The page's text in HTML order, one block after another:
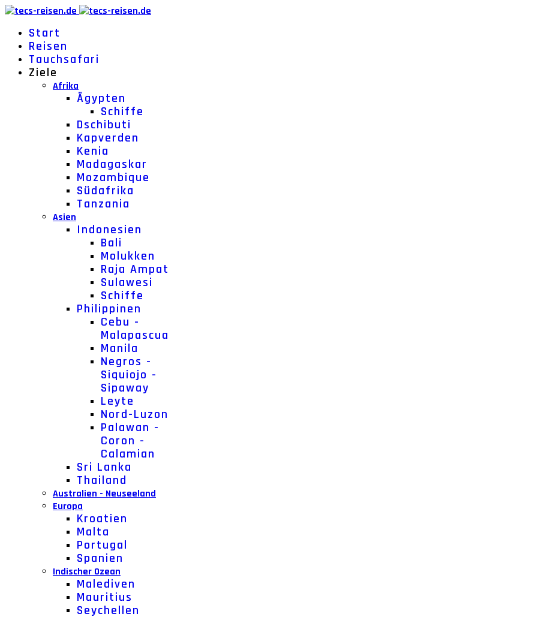
Start
Reisen
Tauchsafari
Ziele
Afrika
Ägypten
Schiffe
Dschibuti
Kapverden
Kenia
Madagaskar
Mozambique
Südafrika
Tanzania
Asien
Indonesien
Bali
Molukken
Raja Ampat
Sulawesi
Schiffe
Philippinen
Cebu -
Malapascua
Manila
Negros -
Siquiojo -
Sipaway
Leyte
Nord-Luzon
Palawan -
Coron -
Calamian
Sri Lanka
Thailand
Australien - Neuseeland
Europa
Kroatien
Malta
Portugal
Spanien
Indischer Ozean
Malediven
Mauritius
Seychellen